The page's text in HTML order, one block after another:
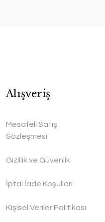
Alışveriş
Mesafeli Satış
Sözleşmesi
Gizlilik ve Güvenlik
İptal İade Koşullari
Kişisel Veriler Politikası